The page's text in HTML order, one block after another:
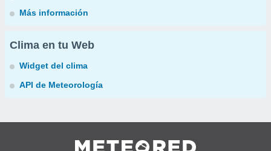
Más información
Clima en tu Web
Widget del clima
API de Meteorología